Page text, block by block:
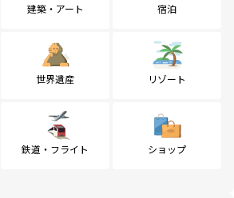
建築・アート 宿泊
世界遺産 リゾート
鉄道・フライト ショップ